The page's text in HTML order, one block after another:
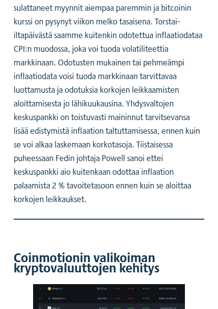
sulattaneet myynnit aiempaa paremmin ja bitcoinin
kurssi on pysynyt viikon melko tasaisena. Torstai-
iltapäivästä saamme kuitenkin odotettua inflaatiodataa
CPI:n muodossa, joka voi tuoda volatiliteettia
markkinaan. Odotusten mukainen tai pehmeämpi
inflaatiodata voisi tuoda markkinaan tarvittavaa
luottamusta ja odotuksia korkojen leikkaamisten
aloittamisesta jo lähikuukausina. Yhdysvaltojen
keskuspankki on toistuvasti maininnut tarvitsevansa
lisää edistymistä inflaation taltuttamisessa, ennen kuin
se voi alkaa laskemaan korkotasoja. Tiistaisessa
puheessaan Fedin johtaja Powell sanoi ettei
keskuspankki aio kuitenkaan odottaa inflaation
palaamista 2 % tavoitetasoon ennen kuin se aloittaa
korkojen leikkaukset.
Coinmotionin valikoiman
kryptovaluuttojen kehitys